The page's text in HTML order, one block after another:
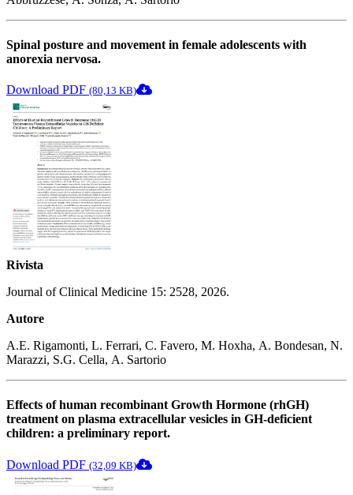
Spinal posture and movement in female adolescents with
anorexia nervosa.
Download PDF (80,13 KB)
Rivista
Journal of Clinical Medicine 15: 2528, 2026.
Autore
A.E. Rigamonti, L. Ferrari, C. Favero, M. Hoxha, A. Bondesan, N.
Marazzi, S.G. Cella, A. Sartorio
Effects of human recombinant Growth Hormone (rhGH)
treatment on plasma extracellular vesicles in GH-deficient
children: a preliminary report.
Download PDF (32,09 KB)